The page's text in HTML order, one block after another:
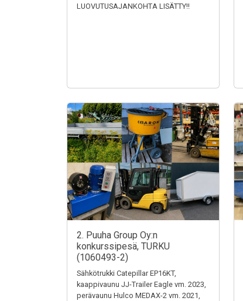
LUOVUTUSAJANKOHTA LISÄTTY!!
2. Puuha Group Oy:n
konkurssipesä, TURKU
(1060493-2)
Sähkötrukki Catepillar EP16KT,
kaappivaunu JJ-Trailer Eagle vm. 2023,
perävaunu Hulco MEDAX-2 vm. 2021,